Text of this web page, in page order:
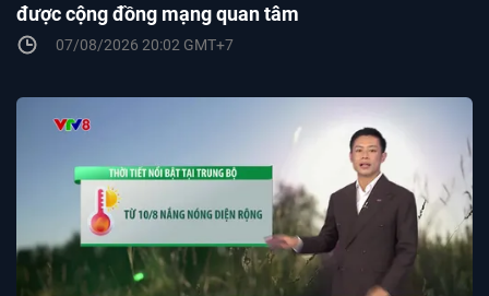
được cộng đồng mạng quan tâm
07/08/2026 20:02 GMT+7